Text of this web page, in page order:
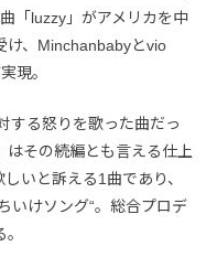
「luzzy」がアメリカを中
け、Minchanbabyとvio
現。
する怒りを歌った曲だっ
はその続編とも言える仕上
いと訴える1曲であり、
いけソング“。総合プロデ